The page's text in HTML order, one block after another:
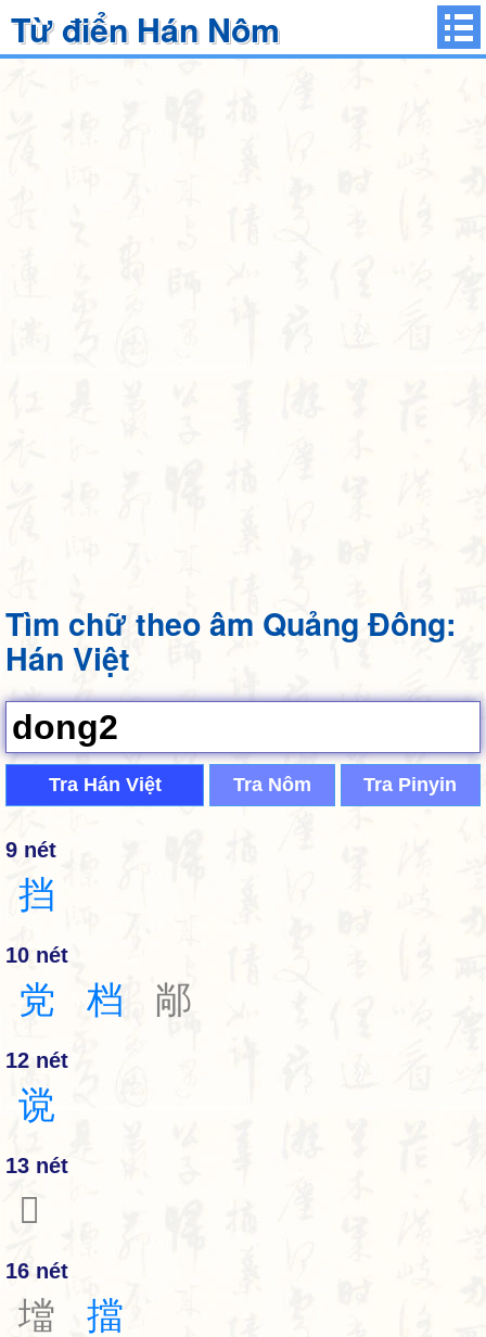
Từ điển Hán Nôm
Tìm chữ theo âm Quảng Đông:
Hán Việt
Tra Hán Việt Tra Nôm Tra Pinyin
9 nét
挡
10 nét
党 档 䣊
12 nét
谠
13 nét
𫽮
16 nét
壋 擋